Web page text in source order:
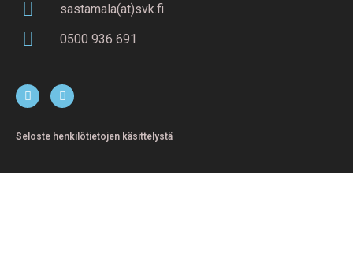
sastamala(at)svk.fi
0500 936 691
Seloste henkilötietojen käsittelystä